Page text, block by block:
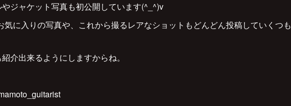
ジャケット写真も初公開しています(^_^)v
気に入りの写真や、これから撮るレアなショットもどんどん投稿していくつも
介出来るようにしますからね。